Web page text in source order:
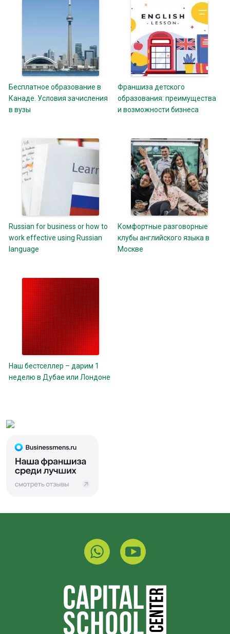
Бесплатное образование в
Канаде. Условия зачисления
в вузы
Франшиза детского
образования: преимущества
и возможности бизнеса
Russian for business or how to
work effective using Russian
language
Комфортные разговорные
клубы английского языка в
Москве
Наш бестселлер – дарим 1
неделю в Дубае или Лондоне